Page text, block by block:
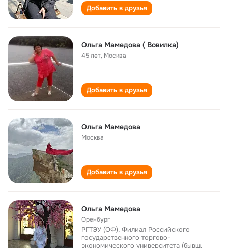
Добавить в друзья
Ольга Мамедова ( Вовилка)
45 лет, Москва
Добавить в друзья
Ольга Мамедова
Москва
Добавить в друзья
Ольга Мамедова
Оренбург
РГТЭУ (ОФ), Филиал Российского
государственного торгово-
экономического университета (бывш.